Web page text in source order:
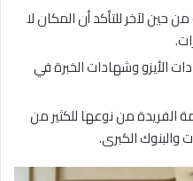
حين لآخر للتأكد أن المكان لا
الأيزو وشهادات الخبرة في
الفريدة من نوعها للكثير من
والبنوك الكبرى.